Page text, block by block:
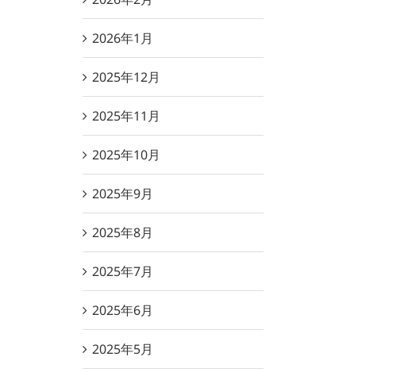
2026年1月
2025年12月
2025年11月
2025年10月
2025年9月
2025年8月
2025年7月
2025年6月
2025年5月